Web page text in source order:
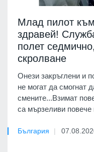
Млад пилот
здравей!
полет
скролване
Онези закръглени и
не могат да смогнат
смените...Взимат
са мързеливи повече
България